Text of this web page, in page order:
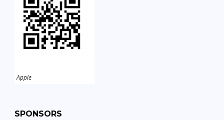
Apple
SPONSORS